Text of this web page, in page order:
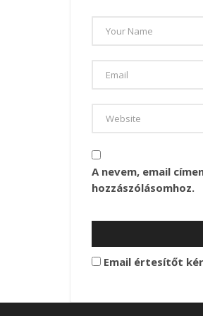
A nevem, email
hozzászólásomhoz.
Email értesítőt